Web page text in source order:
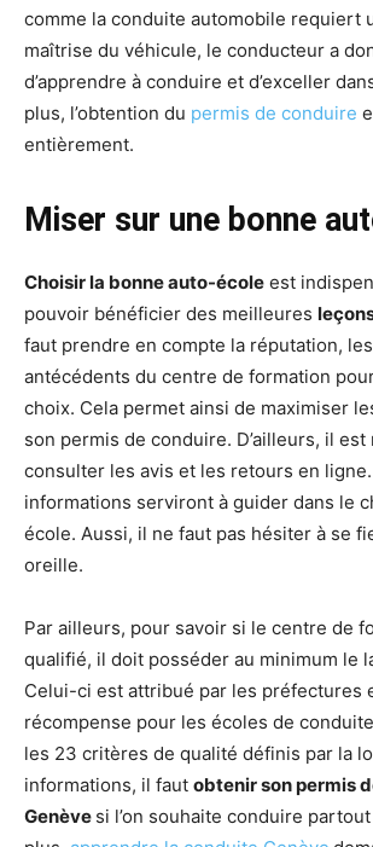
comme la conduite automobile requiert
maîtrise du véhicule, le conducteur a
d’apprendre à conduire et d’exceller
plus, l’obtention du permis de conduire
entièrement.
Miser sur une bonne
Choisir la bonne auto-école est
pouvoir bénéficier des meilleures
faut prendre en compte la réputation,
antécédents du centre de formation
choix. Cela permet ainsi de maximiser
son permis de conduire. D’ailleurs, il
consulter les avis et les retours en
informations serviront à guider dans le
école. Aussi, il ne faut pas hésiter à se
oreille.
Par ailleurs, pour savoir si le centre de
qualifié, il doit posséder au minimum le
Celui-ci est attribué par les préfectures
récompense pour les écoles de
les 23 critères de qualité définis par la
informations, il faut obtenir son permis
Genève si l’on souhaite conduire